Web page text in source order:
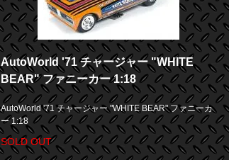
AutoWorld '71 チャージャー "WHITE
BEAR" ファニーカー 1:18
AutoWorld '71 チャージャー "WHITE BEAR" ファニーカ
ー 1:18
SOLD OUT